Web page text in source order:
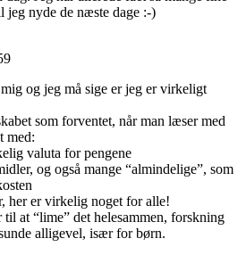
jeg nyde de næste dage :-)
og jeg må sige er jeg er virkeligt
som forventet, når man læser med
med:
valuta for pengene
og også mange “almindelige”, som
her er virkelig noget for alle!
at “lime” det helesammen, forskning
alligevel, især for børn.